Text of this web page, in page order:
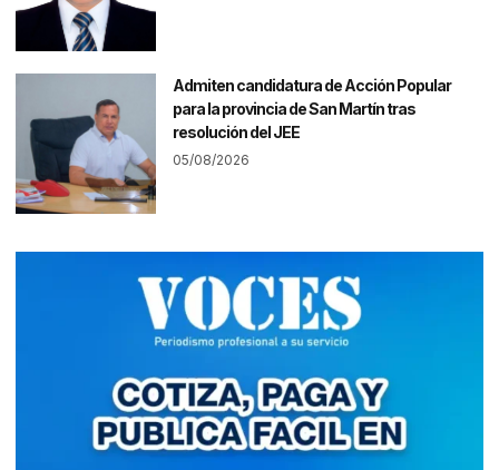
Admiten candidatura de Acción Popular
para la provincia de San Martín tras
resolución del JEE
05/08/2026